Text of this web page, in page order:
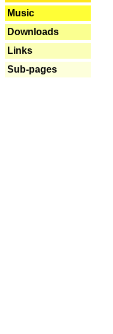
Music
Downloads
Links
Sub-pages